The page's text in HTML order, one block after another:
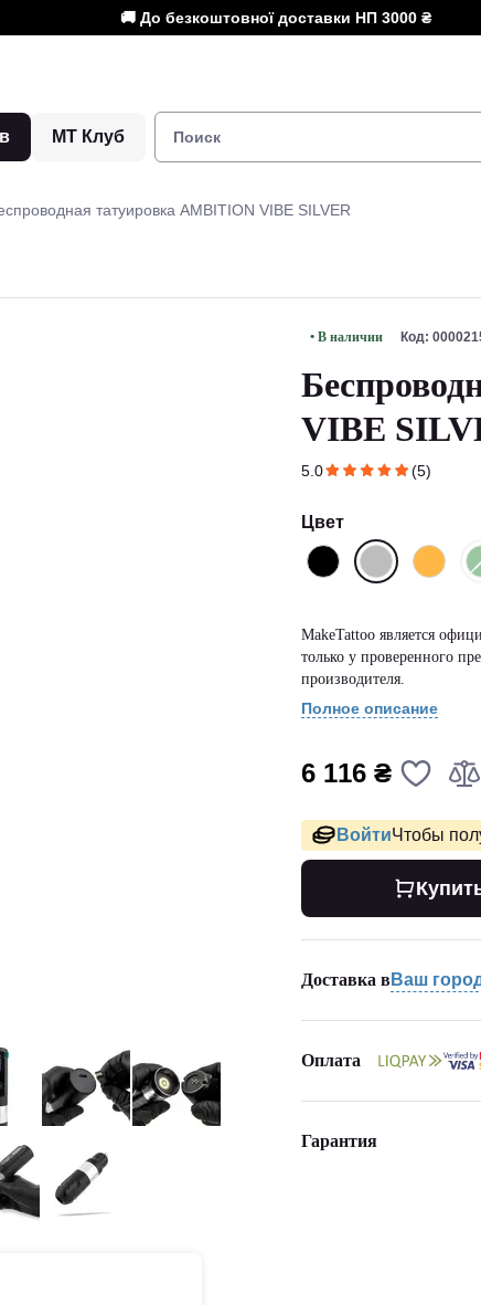
🚚 До безкоштовної доставки НП 3000 ₴
МТ Клуб
татуировка AMBITION VIBE SILVER
• В наличии Код:
VIBE
5.0 (5)
Цвет
MakeTattoo является
только у проверенного
производителя.
Полное описание
6 116 ₴
ВойтиЧтобы
Доставка в Ваш
Оплата
Гарантия